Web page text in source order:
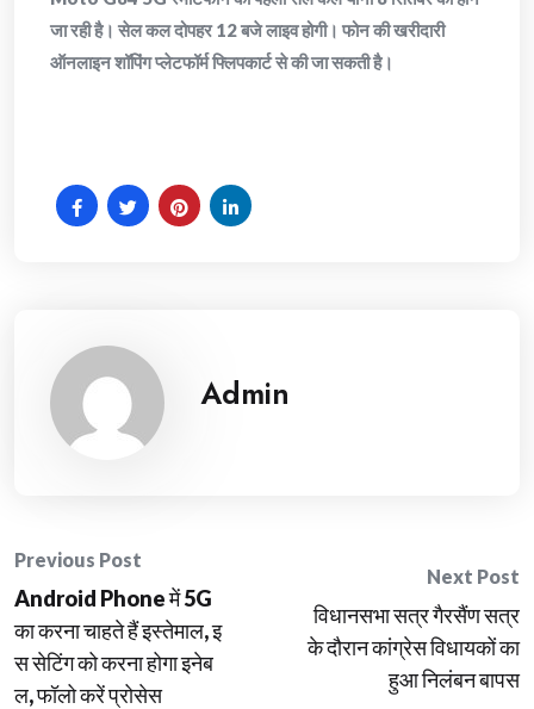
जा रही है। सेल कल दोपहर 12 बजे लाइव होगी। फोन की खरीदारी
ऑनलाइन शॉपिंग प्लेटफॉर्म फ्लिपकार्ट से की जा सकती है।
Admin
Post
navigation
Previous Post
Android Phone में 5G
का करना चाहते हैं इस्तेमाल, इ
स सेटिंग को करना होगा इनेब
ल, फॉलो करें प्रोसेस
Next Post
विधानसभा सत्र गैरसैंण सत्र
के दौरान कांग्रेस विधायकों का
हुआ निलंबन बापस